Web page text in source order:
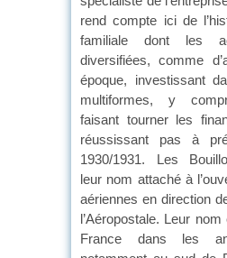
rend compte ici de
familiale dont les
diversifiées, comme
époque, investissant
multiformes, y
faisant tourner les
réussissant pas à
1930/1931. Les
leur nom attaché à
aériennes en direction
l’Aéropostale. Leur
France dans les